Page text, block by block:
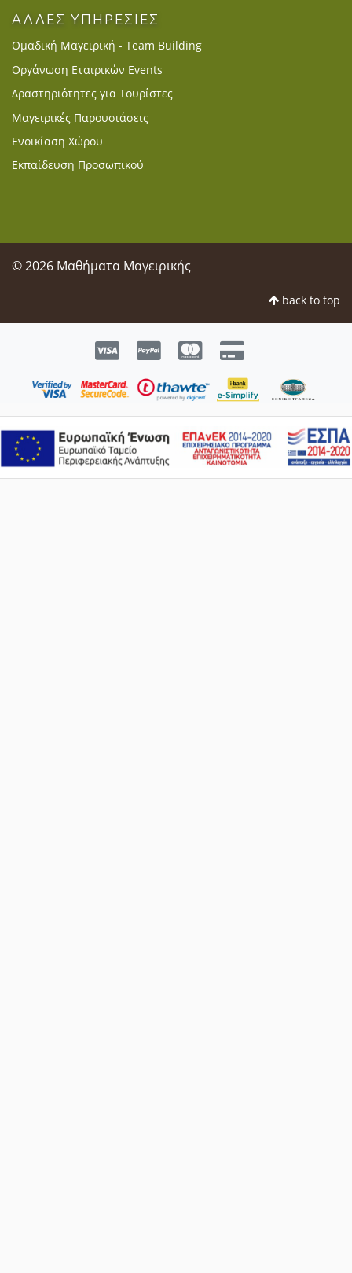
ΑΛΛΕΣ ΥΠΗΡΕΣΙΕΣ
Ομαδική Μαγειρική - Team Building
Οργάνωση Εταιρικών Events
Δραστηριότητες για Τουρίστες
Μαγειρικές Παρουσιάσεις
Ενοικίαση Χώρου
Εκπαίδευση Προσωπικού
© 2026 Μαθήματα Μαγειρικής
back to top